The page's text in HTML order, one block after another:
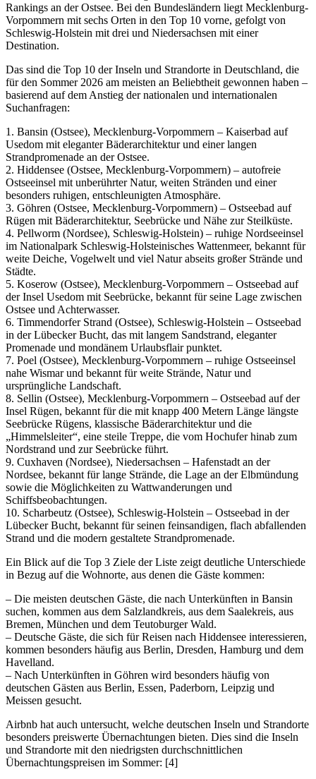
Rankings an der Ostsee. Bei den Bundesländern liegt Mecklenburg-
Vorpommern mit sechs Orten in den Top 10 vorne, gefolgt von
Schleswig-Holstein mit drei und Niedersachsen mit einer
Destination.
Das sind die Top 10 der Inseln und Strandorte in Deutschland, die
für den Sommer 2026 am meisten an Beliebtheit gewonnen haben –
basierend auf dem Anstieg der nationalen und internationalen
Suchanfragen:
1. Bansin (Ostsee), Mecklenburg-Vorpommern – Kaiserbad auf
Usedom mit eleganter Bäderarchitektur und einer langen
Strandpromenade an der Ostsee.
2. Hiddensee (Ostsee, Mecklenburg-Vorpommern) – autofreie
Ostseeinsel mit unberührter Natur, weiten Stränden und einer
besonders ruhigen, entschleunigten Atmosphäre.
3. Göhren (Ostsee, Mecklenburg-Vorpommern) – Ostseebad auf
Rügen mit Bäderarchitektur, Seebrücke und Nähe zur Steilküste.
4. Pellworm (Nordsee), Schleswig-Holstein) – ruhige Nordseeinsel
im Nationalpark Schleswig-Holsteinisches Wattenmeer, bekannt für
weite Deiche, Vogelwelt und viel Natur abseits großer Strände und
Städte.
5. Koserow (Ostsee), Mecklenburg-Vorpommern – Ostseebad auf
der Insel Usedom mit Seebrücke, bekannt für seine Lage zwischen
Ostsee und Achterwasser.
6. Timmendorfer Strand (Ostsee), Schleswig-Holstein – Ostseebad
in der Lübecker Bucht, das mit langem Sandstrand, eleganter
Promenade und mondänem Urlaubsflair punktet.
7. Poel (Ostsee), Mecklenburg-Vorpommern – ruhige Ostseeinsel
nahe Wismar und bekannt für weite Strände, Natur und
ursprüngliche Landschaft.
8. Sellin (Ostsee), Mecklenburg-Vorpommern – Ostseebad auf der
Insel Rügen, bekannt für die mit knapp 400 Metern Länge längste
Seebrücke Rügens, klassische Bäderarchitektur und die
„Himmelsleiter“, eine steile Treppe, die vom Hochufer hinab zum
Nordstrand und zur Seebrücke führt.
9. Cuxhaven (Nordsee), Niedersachsen – Hafenstadt an der
Nordsee, bekannt für lange Strände, die Lage an der Elbmündung
sowie die Möglichkeiten zu Wattwanderungen und
Schiffsbeobachtungen.
10. Scharbeutz (Ostsee), Schleswig-Holstein – Ostseebad in der
Lübecker Bucht, bekannt für seinen feinsandigen, flach abfallenden
Strand und die modern gestaltete Strandpromenade.
Ein Blick auf die Top 3 Ziele der Liste zeigt deutliche Unterschiede
in Bezug auf die Wohnorte, aus denen die Gäste kommen:
– Die meisten deutschen Gäste, die nach Unterkünften in Bansin
suchen, kommen aus dem Salzlandkreis, aus dem Saalekreis, aus
Bremen, München und dem Teutoburger Wald.
– Deutsche Gäste, die sich für Reisen nach Hiddensee interessieren,
kommen besonders häufig aus Berlin, Dresden, Hamburg und dem
Havelland.
– Nach Unterkünften in Göhren wird besonders häufig von
deutschen Gästen aus Berlin, Essen, Paderborn, Leipzig und
Meissen gesucht.
Airbnb hat auch untersucht, welche deutschen Inseln und Strandorte
besonders preiswerte Übernachtungen bieten. Dies sind die Inseln
und Strandorte mit den niedrigsten durchschnittlichen
Übernachtungspreisen im Sommer: [4]